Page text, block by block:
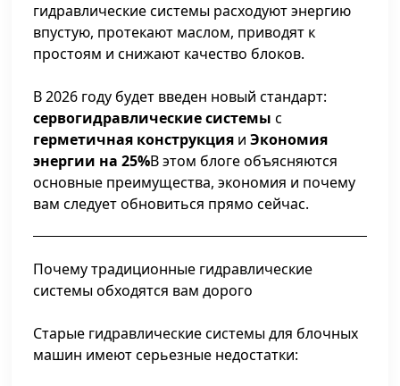
гидравлические системы расходуют энергию
впустую, протекают маслом, приводят к
простоям и снижают качество блоков.
В 2026 году будет введен новый стандарт:
сервогидравлические системы с
герметичная конструкция иЭкономия
энергии на 25%В этом блоге объясняются
основные преимущества, экономия и почему
вам следует обновиться прямо сейчас.
Почему традиционные гидравлические
системы обходятся вам дорого
Старые гидравлические системы для блочных
машин имеют серьезные недостатки: